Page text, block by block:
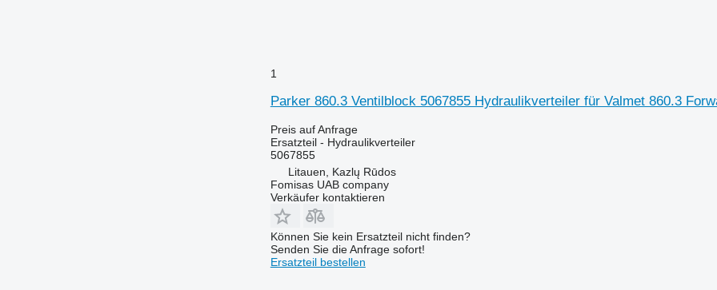
1
Parker 860.3 Ventilblock 5067855 Hydraulikverteiler für Valmet 860.3
Preis auf Anfrage
Ersatzteil - Hydraulikverteiler
5067855
Litauen, Kazlų Rūdos
Fomisas UAB company
Verkäufer kontaktieren
Können Sie kein Ersatzteil nicht finden?
Senden Sie die Anfrage sofort!
Ersatzteil bestellen